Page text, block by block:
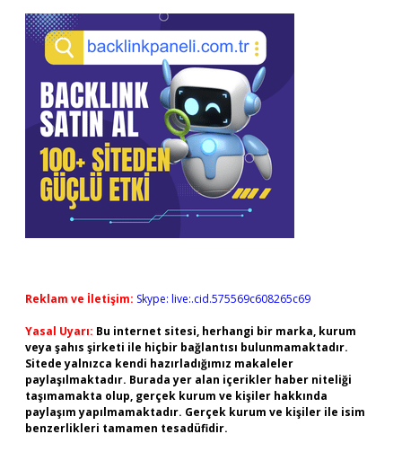
Reklam ve İletişim: Skype: live:.cid.575569c608265c69
Yasal Uyarı: Bu internet sitesi, herhangi bir marka, kurum
veya şahıs şirketi ile hiçbir bağlantısı bulunmamaktadır.
Sitede yalnızca kendi hazırladığımız makaleler
paylaşılmaktadır. Burada yer alan içerikler haber niteliği
taşımamakta olup, gerçek kurum ve kişiler hakkında
paylaşım yapılmamaktadır. Gerçek kurum ve kişiler ile isim
benzerlikleri tamamen tesadüfidir.